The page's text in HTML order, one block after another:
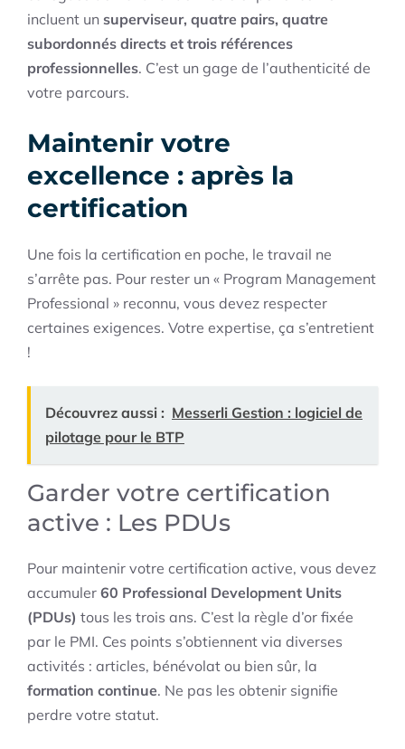
incluent un superviseur, quatre pairs, quatre
subordonnés directs et trois références
professionnelles. C’est un gage de l’authenticité de
votre parcours.
Maintenir votre
excellence : après la
certification
Une fois la certification en poche, le travail ne
s’arrête pas. Pour rester un « Program Management
Professional » reconnu, vous devez respecter
certaines exigences. Votre expertise, ça s’entretient
!
Découvrez aussi : Messerli Gestion : logiciel de
pilotage pour le BTP
Garder votre certification
active : Les PDUs
Pour maintenir votre certification active, vous devez
accumuler 60 Professional Development Units
(PDUs) tous les trois ans. C’est la règle d’or fixée
par le PMI. Ces points s’obtiennent via diverses
activités : articles, bénévolat ou bien sûr, la
formation continue. Ne pas les obtenir signifie
perdre votre statut.